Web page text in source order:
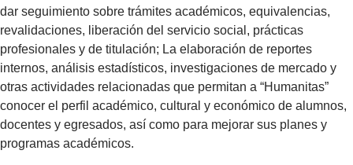
dar seguimiento sobre trámites académicos, equivalencias,
revalidaciones, liberación del servicio social, prácticas
profesionales y de titulación; La elaboración de reportes
internos, análisis estadísticos, investigaciones de mercado y
otras actividades relacionadas que permitan a “Humanitas”
conocer el perfil académico, cultural y económico de alumnos,
docentes y egresados, así como para mejorar sus planes y
programas académicos.